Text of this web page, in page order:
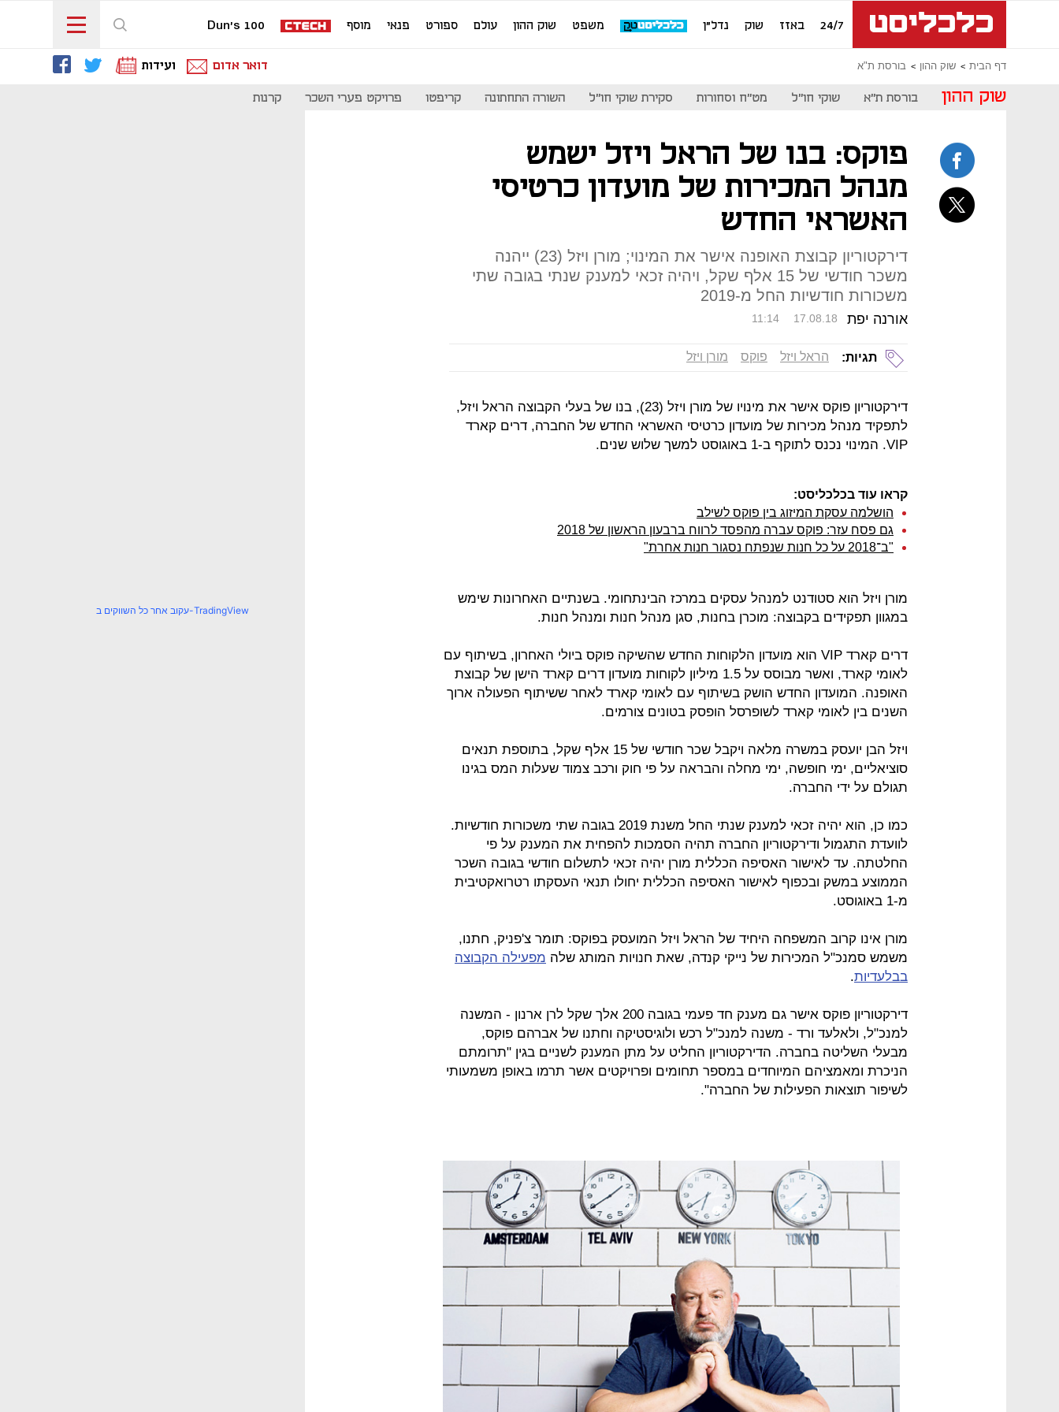
24/7 באזז שוק נדל"ן משפט שוק ההון עולם ספורט פנאי מוסף Dun's 100
דף הבית שוק ההון בורסת ת"א דואר אדום ועידות
שוק ההון בורסת ת"א שוקי חו"ל מט"ח וסחורות סקירת שוקי חו"ל השורה התחתונה קריפטו פרויקט פערי השכר קרנות
פוקס: בנו של הראל ויזל ישמש
מנהל המכירות של מועדון כרטיסי
האשראי החדש
דירקטוריון קבוצת האופנה אישר את המינוי; מורן ויזל (23) ייהנה
משכר חודשי של 15 אלף שקל, ויהיה זכאי למענק שנתי בגובה שתי
משכורות חודשיות החל מ-2019
אורנה יפת 11:14 17.08.18
תגיות: הראל ויזל פוקס מורן ויזל
דירקטוריון פוקס אישר את מינויו של מורן ויזל (23), בנו של בעלי הקבוצה הראל ויזל,
לתפקיד מנהל מכירות של מועדון כרטיסי האשראי החדש של החברה, דרים קארד
VIP. המינוי נכנס לתוקף ב-1 באוגוסט למשך שלוש שנים.
קראו עוד בכלכליסט:
הושלמה עסקת המיזוג בין פוקס לשילב
גם פסח עזר: פוקס עברה מהפסד לרווח ברבעון הראשון של 2018
"ב־2018 על כל חנות שנפתח נסגור חנות אחרת"
מורן ויזל הוא סטודנט למנהל עסקים במרכז הבינתחומי. בשנתיים האחרונות שימש
במגוון תפקידים בקבוצה: מוכרן בחנות, סגן מנהל חנות ומנהל חנות.
דרים קארד VIP הוא מועדון הלקוחות החדש שהשיקה פוקס ביולי האחרון, בשיתוף עם
לאומי קארד, ואשר מבוסס על 1.5 מיליון לקוחות מועדון דרים קארד הישן של קבוצת
האופנה. המועדון החדש הושק בשיתוף עם לאומי קארד לאחר ששיתוף הפעולה ארוך
השנים בין לאומי קארד לשופרסל הופסק בטונים צורמים.
ויזל הבן יועסק במשרה מלאה ויקבל שכר חודשי של 15 אלף שקל, בתוספת תנאים
סוציאליים, ימי חופשה, ימי מחלה והבראה על פי חוק ורכב צמוד שעלות המס בגינו
תגולם על ידי החברה.
כמו כן, הוא יהיה זכאי למענק שנתי החל משנת 2019 בגובה שתי משכורות חודשיות.
לוועדת התגמול ודירקטוריון החברה תהיה הסמכות להפחית את המענק על פי
החלטתה. עד לאישור האסיפה הכללית מורן יהיה זכאי לתשלום חודשי בגובה השכר
הממוצע במשק ובכפוף לאישור האסיפה הכללית יחולו תנאי העסקתו רטרואקטיבית
מ-1 באוגוסט.
מורן אינו קרוב המשפחה היחיד של הראל ויזל המועסק בפוקס: תומר צ'פניק, חתנו,
משמש סמנכ"ל המכירות של נייקי קנדה, שאת חנויות המותג שלה מפעילה הקבוצה
בבלעדיות.
דירקטוריון פוקס אישר גם מענק חד פעמי בגובה 200 אלך שקל לרן ארנון - המשנה
למנכ"ל, ולאלעד ורד - משנה למנכ"ל רכש ולוגיסטיקה וחתנו של אברהם פוקס,
מבעלי השליטה בחברה. הדירקטוריון החליט על מתן המענק לשניים בגין "תרומתם
הניכרת ומאמציהם המיוחדים במספר תחומים ופרויקטים אשר תרמו באופן משמעותי
לשיפור תוצאות הפעילות של החברה".
עקוב אחר כל השווקים ב-TradingView